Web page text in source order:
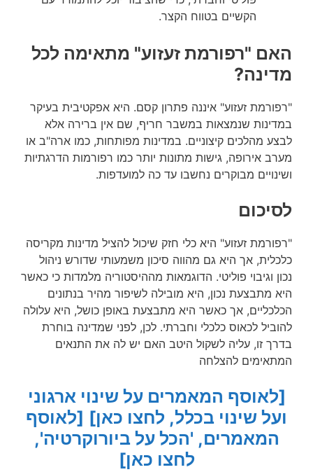
הקשיים בטווח הקצר.
האם "רפורמת זעזוע" מתאימה לכל
מדינה?
"רפורמת זעזוע" איננה פתרון קסם. היא אפקטיבית בעיקר
במדינות שנמצאות במשבר חריף, שם אין ברירה אלא
לבצע מהלכים קיצוניים. במדינות מפותחות, כמו ארה"ב או
מערב אירופה, גישות מתונות יותר כמו רפורמות הדרגתיות
ושינויים מבוקרים נחשבו עד כה למועדפות.
לסיכום
"רפורמת זעזוע" היא כלי חזק שיכול להציל מדינות מקריסה
כלכלית, אך היא גם מהווה סיכון משמעותי שדורש ניהול
נכון וגיבוי פוליטי. הדוגמאות מההיסטוריה מלמדות כי כאשר
היא מתבצעת נכון, היא מובילה לשיפור מהיר בנתונים
הכלכליים, אך כאשר היא מתבצעת באופן כושל, היא עלולה
להוביל לכאוס כלכלי וחברתי. לכן, לפני שמדינה בוחרת
בדרך זו, עליה לשקול היטב האם יש לה את התנאים
המתאימים להצלחה
[לאוסף המאמרים על שינוי ארגוני
ועל שינוי בכלל, לחצו כאן] [לאוסף
המאמרים, 'הכל על ביורוקרטיה',
לחצו כאן]